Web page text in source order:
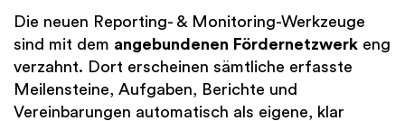
Die neuen Reporting- & Monitoring-Werkzeuge
sind mit dem angebundenen Fördernetzwerk eng
verzahnt. Dort erscheinen sämtliche erfasste
Meilensteine, Aufgaben, Berichte und
Vereinbarungen automatisch als eigene, klar